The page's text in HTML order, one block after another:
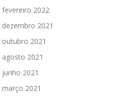
fevereiro 2022
dezembro 2021
outubro 2021
agosto 2021
junho 2021
março 2021